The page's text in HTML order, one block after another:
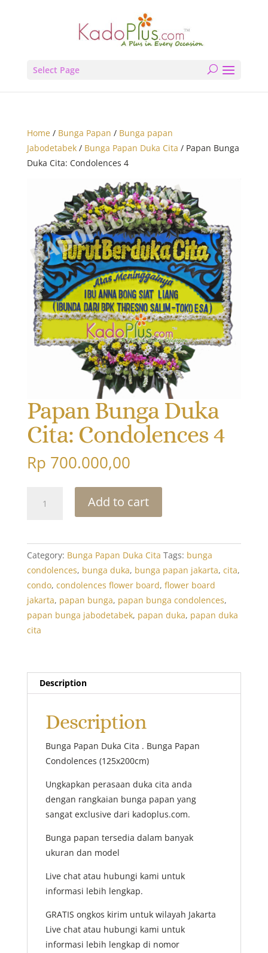
Select Page
Home/ Bunga Papan / Bunga papan
Jabodetabek/ Bunga Papan Duka Cita / Papan Bunga
Duka Cita: Condolences 4
Papan Bunga Duka
Cita: Condolences 4
Rp 700.000,00
Bunga
Condolences
4
quantity
Add to cart
Category: Bunga Papan Duka Cita Tags: bunga
condolences, bunga duka, bunga papan jakarta, cita,
condo, condolences flower board, flower board
jakarta, papan bunga, papan bunga condolences,
papan bunga jabodetabek, papan duka, papan duka
cita
Description
Description
Bunga Papan Duka Cita . Bunga Papan
Condolences (125x200cm)
Ungkapkan perasaan duka cita anda
dengan rangkaian bunga papan yang
sangat exclusive dari kadoplus.com.
Bunga papan tersedia dalam banyak
ukuran dan model
Live chat atau hubungi kami untuk
informasi lebih lengkap.
GRATIS ongkos kirim untuk wilayah Jakarta
Live chat atau hubungi kami untuk
informasi lebih lengkap di nomor